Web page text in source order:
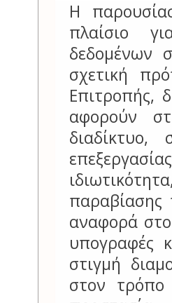
Η
πλαίσιο
δεδομένων
σχετική
Επιτροπής,
αφορούν
παραβίασης
αναφορά στο
υπογραφές
στιγμή
στον